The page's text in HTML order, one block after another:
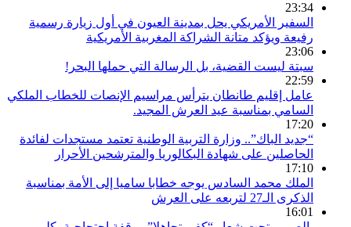
23:34
السفير الأمريكي يحل بمدينة العيون في أول زيارة رسمية
رفيعة ويؤكد متانة الشراكة المغربية الأمريكية
23:06
سبتة ليست القضية، بل الرسالة التي حملها البحر!
22:59
عامل إقليم طانطان يترأس مراسيم الإنصات للخطاب الملكي
السامي بمناسبة عيد العرش المجيد.
17:20
“جديد الباك”.. وزارة التربية الوطنية تعتمد مستجدات لفائدة
الحاصلين على شهادة البكالوريا والمترشحين الأحرار
17:10
الملك محمد السادس يوجه خطابا ساميا إلى الأمة بمناسبة
الذكرى الـ27 لتربعه على العرش
16:01